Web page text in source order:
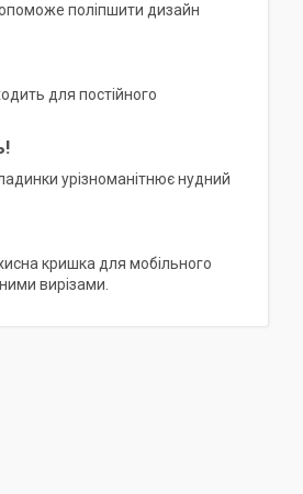
поліпшити дизайн
для постійного
урізноманітнює нудний
кришка для мобільного
вирізами.